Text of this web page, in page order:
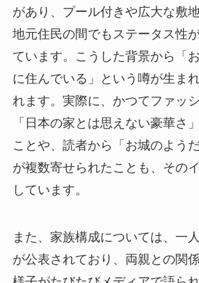
があり、プール付きや広大な敷
地元住民の間でもステータス性
ています。こうした背景から「
に住んでいる」という噂が生ま
れます。実際に、かつてファッ
「日本の家とは思えない豪華さ
ことや、読者から「お城のよう
が複数寄せられたことも、その
しています。
また、家族構成については、一
が公表されており、両親との関